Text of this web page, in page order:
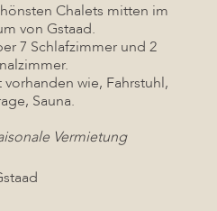
Chalets mitten im
von Gstaad.
7 Schlafzimmer und 2
wie, Fahrstuhl,
Sauna.
Vermietung